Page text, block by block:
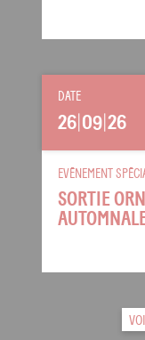
DATE
26| 09| 26
EVÉNEMENT
SORTIE